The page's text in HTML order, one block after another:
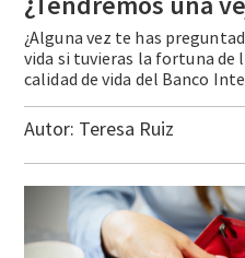
¿Alguna vez te has
vida si tuvieras la fortuna de
Autor: Teresa Ruiz